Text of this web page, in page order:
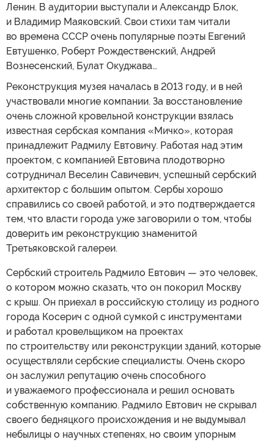
Ленин. В аудитории выступали и Александр Блок,
и Владимир Маяковский. Свои стихи там читали
во времена СССР очень популярные поэты Евгений
Евтушенко, Роберт Рождественский, Андрей
Вознесенский, Булат Окуджава…
Реконструкция музея началась в 2013 году, и в ней
участвовали многие компании. За восстановление
очень сложной кровельной конструкции взялась
известная сербская компания «Мичко», которая
принадлежит Радмилу Евтовичу. Работая над этим
проектом, с компанией Евтовича плодотворно
сотрудничал Веселин Савичевич, успешный сербский
архитектор с большим опытом. Сербы хорошо
справились со своей работой, и это подтверждается
тем, что власти города уже заговорили о том, чтобы
доверить им реконструкцию знаменитой
Третьяковской галереи.
Сербский строитель Радмило Евтович — это человек,
о котором можно сказать, что он покорил Москву
с крыш. Он приехал в российскую столицу из родного
города Косерич с одной сумкой с инструментами
и работал кровельщиком на проектах
по строительству или реконструкции зданий, которые
осуществляли сербские специалисты. Очень скоро
он заслужил репутацию очень способного
и уважаемого профессионала и решил основать
собственную компанию. Радмило Евтович не скрывал
своего бедняцкого происхождения и не выдумывал
небылицы о научных степенях, но своим упорным